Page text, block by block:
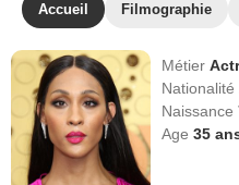
Accueil Filmographie
Métier
Nationalité
Naissance
Age35